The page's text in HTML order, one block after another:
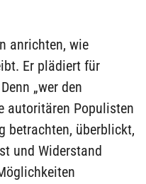
anrichten, wie
Er plädiert für
„wer den
autoritären Populisten
betrachten, überblickt,
und Widerstand